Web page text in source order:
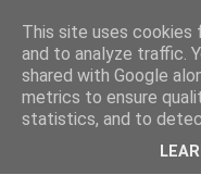
Badiale &
This site uses cookies
and to analyze traffic.
shared with Google
metrics to ensure
statistics, and to